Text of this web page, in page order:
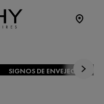
SIGNOS DE ENVEJECIMIENTO